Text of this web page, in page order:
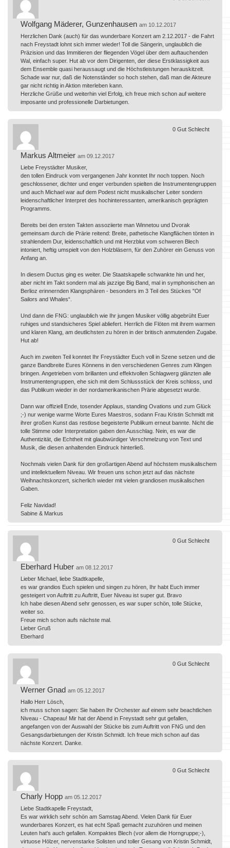
Wolfgang Mäderer, Gunzenhausen am 10.12.2017
Herzlichen Dank (auch) für das wunderbare Konzert am 2.12.2017 - die Fahrt
nach Freystadt lohnt sich immer wieder! Toll die Sängerin, unglaublich die
Präzision und das Immitieren der fliegenden Vögel über dem auftauchenden
Wal, einfach super. Hut ab vor dem Dirigenten, der diese Erstklassigkeit aus
dem Ensemble quasi heraussaugt und die Höchstleistungen herauskitzelt.
Schade war nur, daß die Notenständer so hoch stehen, daß man die Akteure
gar nicht richtig in Aktion miterleben kann.
Herzliche Grüße und weiterhin viel Erfolg, ich freue mich schon auf weitere
imposante und professionelle Darbietungen.
Markus Altmeier am 09.12.2017
Liebe Freystädter Musiker,
den tollen Eindruck vom vergangenen Jahr konntet Ihr noch toppen. Noch
geschlossener, dichter und enger verbunden spielten die Instrumentengruppen
und auch Michael war auf dem Podest nicht musikalischer Leiter sondern
leidenschaftlicher Interpret des hochinteressanten, amerikanisch geprägten
Programms.
Bereits bei den ersten Takten assoziierte man Winnetou und Dvorak
gemeinsam durch die Prärie reitend: Breite, pathetische Klangflächen tönten in
strahlendem Dur, leidenschaftlich und mit Herzblut vom schweren Blech
intoniert, heftig umspielt von den Holzbläsern, für den Zuhörer ein Genuss von
Anfang an.
In diesem Ductus ging es weiter. Die Staatskapelle schwankte hin und her,
aber nicht im Takt sondern mal als jazzige Big Band, mal in symphonischen an
Berlioz erinnernden Klangsphären - besonders im 3 Teil des Stückes "Of
Sailors and Whales“.
Und dann die FNG: unglaublich wie Ihr jungen Musiker völlig abgebrüht Euer
ruhiges und standsicheres Spiel abliefert. Herrlich die Flöten mit ihrem warmen
und klaren Klang, am deutlichsten zu hören in der britisch anmutenden Zugabe.
Hut ab!
Auch im zweiten Teil konntet Ihr Freystädter Euch voll in Szene setzen und die
ganze Bandbreite Eures Könnens in den verschiedenen Genres zum Klingen
bringen. Angetrieben vom brillanten und effektvollen Schlagwerg glänzten alle
Instrumentengruppen, ehe sich mit dem Schlussstück der Kreis schloss, und
das Publikum wieder in der nordamerikanischen Prärie abgesetzt wurde.
Dann war offiziell Ende, tosender Applaus, standing Ovations und zum Glück
;-) nur wenige warme Worte Eures Maestros, sodann Frau Kristin Schmidt mit
ihrer großen Kunst das restlose begeisterte Publikum erneut bannte. Nicht die
tolle Stimme oder Interpretation gaben den Ausschlag. Nein, es war die
Authentizität, die Echtheit mit glaubwürdiger Verschmelzung von Text und
Musik, die diesen anhaltenden Eindruck hinterließ.
Nochmals vielen Dank für den großartigen Abend auf höchstem musikalischem
und intellektuellem Niveau. Wir freuen uns schon jetzt auf das nächste
Weihnachtskonzert, sicherlich wieder mit vielen grandiosen musikalischen
Gaben.
Feliz Navidad!
Sabine & Markus
0 Gut Schlecht
Eberhard Huber am 08.12.2017
Lieber Michael, liebe Stadtkapelle,
es war grandios Euch spielen und singen zu hören, Ihr habt Euch immer
gesteigert von Auftritt zu Auftritt, Euer Niveau ist super gut. Bravo
Ich habe diesen Abend sehr genossen, es war super schön, tolle Stücke,
weiter so.
Freue mich schon aufs nächste mal.
Lieber Gruß
Eberhard
0 Gut Schlecht
Werner Gnad am 05.12.2017
Hallo Herr Lösch,
ich muss schon sagen: Sie haben Ihr Orchester auf einem sehr beachtlichen
Niveau - Chapeau! Mir hat der Abend in Freystadt sehr gut gefallen,
angefangen von der Auswahl der Stücke bis zum Auftritt von FNG und den
Gesangsdarbietungen der Kristin Schmidt. Ich freue mich schon auf das
nächste Konzert. Danke.
0 Gut Schlecht
Charly Hopp am 05.12.2017
Liebe Stadtkapelle Freystadt,
Es war wirklich sehr schön am Samstag Abend. Vielen Dank für Euer
wunderbares Konzert, es hat echt Spaß gemacht zuzuhören und meinen
Leuten hat's auch gefallen. Kompaktes Blech (vor allem die Horngruppe;-),
virtuose Hölzer, nervenstarke Solisten und toller Gesang von Kristin Schmidt,
0 Gut Schlecht